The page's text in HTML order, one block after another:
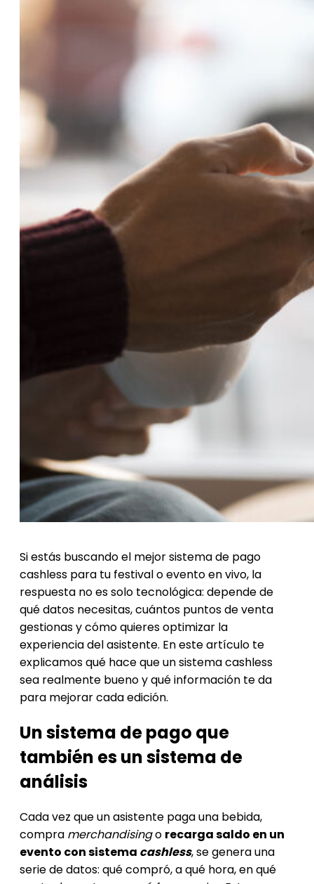
Si estás buscando el mejor sistema de pago
cashless para tu festival o evento en vivo, la
respuesta no es solo tecnológica: depende de
qué datos necesitas, cuántos puntos de venta
gestionas y cómo quieres optimizar la
experiencia del asistente. En este artículo te
explicamos qué hace que un sistema cashless
sea realmente bueno y qué información te da
para mejorar cada edición.
Un sistema de pago que
también es un sistema de
análisis
Cada vez que un asistente paga una bebida,
compra merchandisingo recarga saldo en un
evento con sistema cashless, se genera una
serie de datos: qué compró, a qué hora, en qué